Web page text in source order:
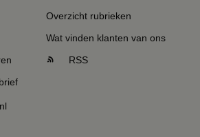
Overzicht rubrieken
Wat vinden klanten van ons
RSS